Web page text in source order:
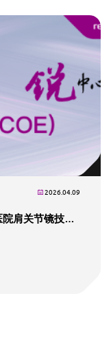
2026.04.09
【锐中心】4月15-17日广州市正骨医院肩关节镜技术参访班（COE）